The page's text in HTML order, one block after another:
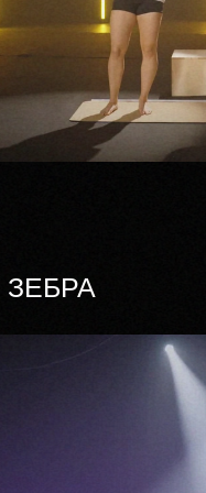
ЗЕБРА